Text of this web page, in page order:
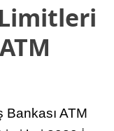
Bankası ATM